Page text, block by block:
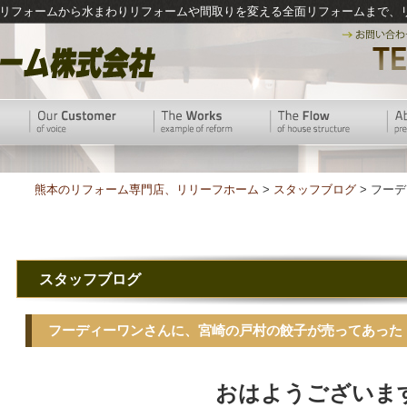
フォームから水まわりリフォームや間取りを変える全面リフォームまで
熊本のリフォーム専門店、リリーフホーム > スタッフブログ > フー
スタッフブログ
フーディーワンさんに、宮崎の戸村の餃子が売ってあった
おはようございま